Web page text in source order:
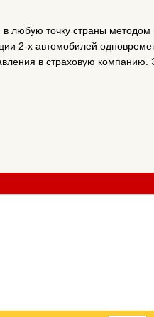
любую точку страны методом
2-х автомобилей
в страховую